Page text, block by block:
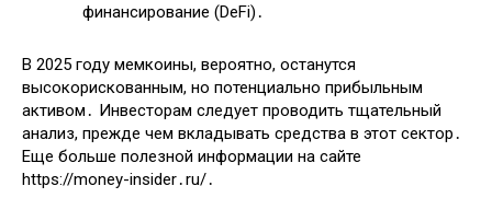
финансирование (DeFi)․
В 2025 году мемкоины, вероятно, останутся
высокорискованным, но потенциально прибыльным
активом․ Инвесторам следует проводить тщательный
анализ, прежде чем вкладывать средства в этот сектор․
Еще больше полезной информации на сайте
https://money-insider․ru/․